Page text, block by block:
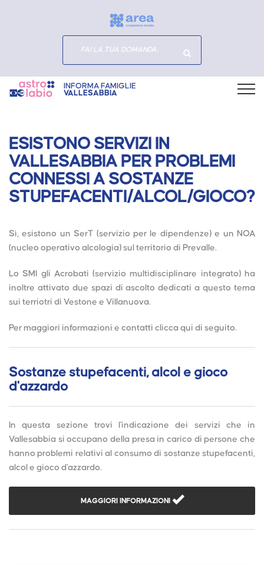
INFORMA FAMIGLIE
VALLESABBIA
ESISTONO SERVIZI IN
VALLESABBIA PER PROBLEMI
CONNESSI A SOSTANZE
STUPEFACENTI/ALCOL/GIOCO?
Sì, esistono un SerT (servizio per le dipendenze) e un NOA
(nucleo operativo alcologia) sul territorio di Prevalle.
Lo SMI gli Acrobati (servizio multidisciplinare integrato) ha
inoltre attivato due spazi di ascolto dedicati a questo tema
sui terriotri di Vestone e Villanuova.
Per maggiori informazioni e contatti clicca qui di seguito.
Sostanze stupefacenti, alcol e gioco
d'azzardo
In questa sezione trovi l'indicazione dei servizi che in
Vallesabbia si occupano della presa in carico di persone che
hanno problemi relativi al consumo di sostanze stupefacenti,
alcol e gioco d'azzardo.
MAGGIORI INFORMAZIONI